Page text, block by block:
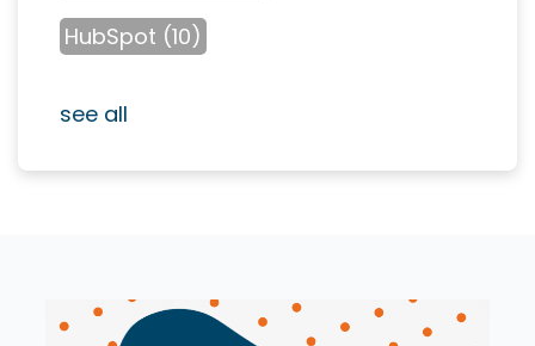
HubSpot (10)
see all